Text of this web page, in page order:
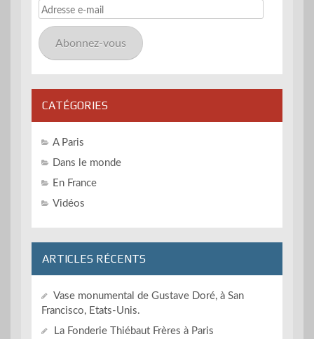
Adresse
e-
mail
Abonnez-vous
CATÉGORIES
A Paris
Dans le monde
En France
Vidéos
ARTICLES RÉCENTS
Vase monumental de Gustave Doré, à San
Francisco, Etats-Unis.
La Fonderie Thiébaut Frères à Paris